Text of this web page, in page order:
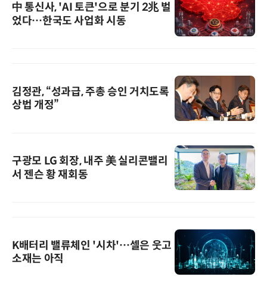
中 통신사, 'AI 토큰'으로 분기 2兆 벌
었다…한국도 사업화 시동
김정관, “성과급, 주총 승인 거치도록
상법 개정”
구광모 LG 회장, 내주 美 실리콘밸리
서 젠슨 황 재회동
K배터리 밸류체인 '시차'…셀은 웃고
소재는 아직